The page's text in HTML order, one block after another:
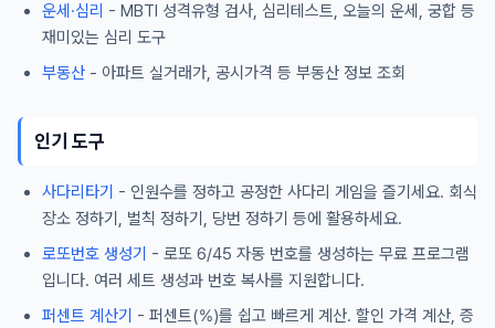
운세·심리 - MBTI 성격유형 검사, 심리테스트, 오늘의 운세, 궁합 등
재미있는 심리 도구
부동산 - 아파트 실거래가, 공시가격 등 부동산 정보 조회
인기 도구
사다리타기 - 인원수를 정하고 공정한 사다리 게임을 즐기세요. 회식
장소 정하기, 벌칙 정하기, 당번 정하기 등에 활용하세요.
로또번호 생성기 - 로또 6/45 자동 번호를 생성하는 무료 프로그램
입니다. 여러 세트 생성과 번호 복사를 지원합니다.
퍼센트 계산기 - 퍼센트(%)를 쉽고 빠르게 계산. 할인 가격 계산, 증